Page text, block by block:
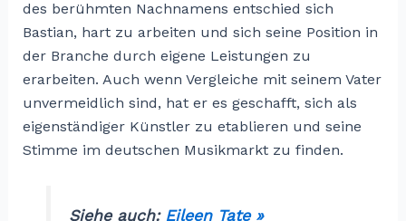
des berühmten Nachnamens entschied sich
Bastian, hart zu arbeiten und sich seine Position in
der Branche durch eigene Leistungen zu
erarbeiten. Auch wenn Vergleiche mit seinem Vater
unvermeidlich sind, hat er es geschafft, sich als
eigenständiger Künstler zu etablieren und seine
Stimme im deutschen Musikmarkt zu finden.
Siehe auch: Eileen Tate »